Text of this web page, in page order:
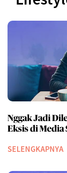
Nggak Jadi
Eksis di Media
SELENGKAPNYA